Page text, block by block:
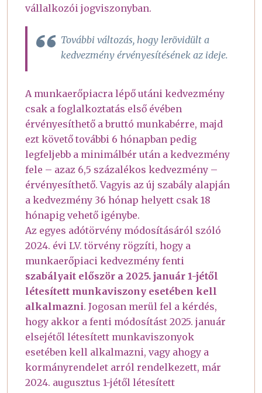
vállalkozói jogviszonyban.
További változás, hogy lerövidült a
kedvezmény érvényesítésének az ideje.
A munkaerőpiacra lépő utáni kedvezmény
csak a foglalkoztatás első évében
érvényesíthető a bruttó munkabérre, majd
ezt követő további 6 hónapban pedig
legfeljebb a minimálbér után a kedvezmény
fele – azaz 6,5 százalékos kedvezmény –
érvényesíthető. Vagyis az új szabály alapján
a kedvezmény 36 hónap helyett csak 18
hónapig vehető igénybe.
Az egyes adótörvény módosításáról szóló
2024. évi LV. törvény rögzíti, hogy a
munkaerőpiaci kedvezmény fenti
szabályait először a 2025. január 1-jétől
létesített munkaviszony esetében kell
alkalmazni. Jogosan merül fel a kérdés,
hogy akkor a fenti módosítást 2025. január
elsejétől létesített munkaviszonyok
esetében kell alkalmazni, vagy ahogy a
kormányrendelet arról rendelkezett, már
2024. augusztus 1-jétől létesített